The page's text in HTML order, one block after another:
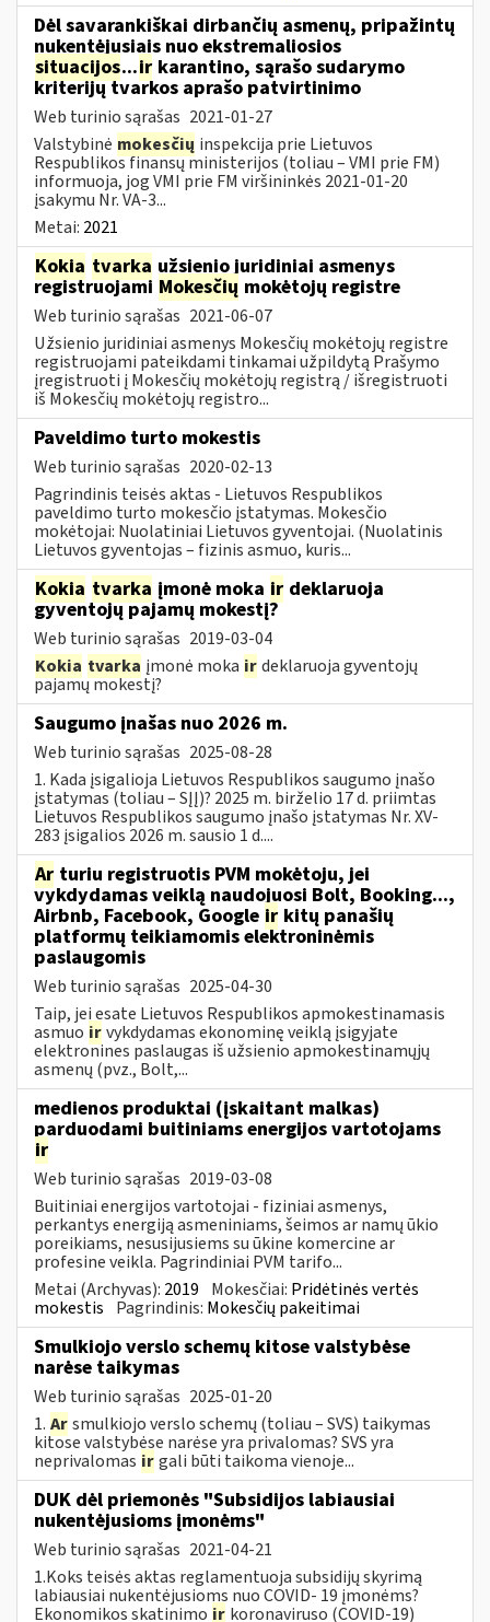
Dėl savarankiškai dirbančių asmenų, pripažintų
nukentėjusiais nuo ekstremaliosios
situacijos...ir karantino, sąrašo sudarymo
kriterijų tvarkos aprašo patvirtinimo
Web turinio sąrašas 2021-01-27
Valstybinė mokesčių inspekcija prie Lietuvos
Respublikos finansų ministerijos (toliau – VMI prie FM)
informuoja, jog VMI prie FM viršininkės 2021-01-20
įsakymu Nr. VA-3...
Metai: 2021
Kokia tvarka užsienio juridiniai asmenys
registruojami Mokesčių mokėtojų registre
Web turinio sąrašas 2021-06-07
Užsienio juridiniai asmenys Mokesčių mokėtojų registre
registruojami pateikdami tinkamai užpildytą Prašymo
įregistruoti į Mokesčių mokėtojų registrą / išregistruoti
iš Mokesčių mokėtojų registro...
Paveldimo turto mokestis
Web turinio sąrašas 2020-02-13
Pagrindinis teisės aktas - Lietuvos Respublikos
paveldimo turto mokesčio įstatymas. Mokesčio
mokėtojai: Nuolatiniai Lietuvos gyventojai. (Nuolatinis
Lietuvos gyventojas – fizinis asmuo, kuris...
Kokia tvarka įmonė moka ir deklaruoja
gyventojų pajamų mokestį?
Web turinio sąrašas 2019-03-04
Kokia tvarka įmonė moka irdeklaruoja gyventojų
pajamų mokestį?
Saugumo įnašas nuo 2026 m.
Web turinio sąrašas 2025-08-28
1. Kada įsigalioja Lietuvos Respublikos saugumo įnašo
įstatymas (toliau – SĮĮ)? 2025 m. birželio 17 d. priimtas
Lietuvos Respublikos saugumo įnašo įstatymas Nr. XV-
283 įsigalios 2026 m. sausio 1 d....
Ar turiu registruotis PVM mokėtoju, jei
vykdydamas veiklą naudojuosi Bolt, Booking...,
Airbnb, Facebook, Google ir kitų panašių
platformų teikiamomis elektroninėmis
paslaugomis
Web turinio sąrašas 2025-04-30
Taip, jei esate Lietuvos Respublikos apmokestinamasis
asmuo irvykdydamas ekonominę veiklą įsigyjate
elektronines paslaugas iš užsienio apmokestinamųjų
asmenų (pvz., Bolt,...
medienos produktai (įskaitant malkas)
parduodami buitiniams energijos vartotojams
ir
Web turinio sąrašas 2019-03-08
Buitiniai energijos vartotojai - fiziniai asmenys,
perkantys energiją asmeniniams, šeimos ar namų ūkio
poreikiams, nesusijusiems su ūkine komercine ar
profesine veikla. Pagrindiniai PVM tarifo...
Metai (Archyvas): 2019 Mokesčiai: Pridėtinės vertės
mokestis Pagrindinis: Mokesčių pakeitimai
Smulkiojo verslo schemų kitose valstybėse
narėse taikymas
Web turinio sąrašas 2025-01-20
1. Arsmulkiojo verslo schemų (toliau – SVS) taikymas
kitose valstybėse narėse yra privalomas? SVS yra
neprivalomas irgali būti taikoma vienoje...
DUK dėl priemonės "Subsidijos labiausiai
nukentėjusioms įmonėms"
Web turinio sąrašas 2021-04-21
1.Koks teisės aktas reglamentuoja subsidijų skyrimą
labiausiai nukentėjusioms nuo COVID- 19 įmonėms?
Ekonomikos skatinimo ir koronaviruso (COVID-19)